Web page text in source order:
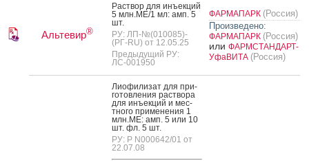
Альтевир®
Рас­твор для инъ­ек­ций
5 млн.МЕ/1 мл: амп. 5
шт.
РУ: ЛП-№(010085)-
(РГ-RU) от 12.05.25
Предыдущий РУ:
ЛС-001950
ФАРМАПАРК (Россия)
Произведено:
ФАРМАПАРК (Россия)
или ФАРМСТАНДАРТ-
УфаВИТА (Россия)
Ли­офи­лизат для при­
готов­ле­ния рас­тво­ра
для инъ­ек­ций и мес­
тно­го при­мене­ния 1
млн.МЕ: амп. 5 или 10
шт. фл. 5 шт.
РУ: Р N000642/01 от
22.07.08